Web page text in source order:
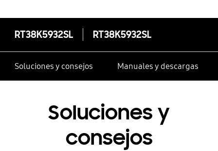
RT38K5932SL RT38K5932SL
Soluciones y consejos Manuales y descargas
Soluciones y
consejos